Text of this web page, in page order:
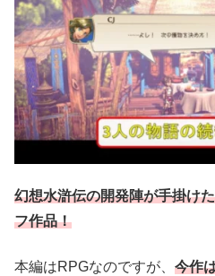
幻想水滸伝の開発陣が手掛け
フ作品！
本編はRPGなのですが、 今作